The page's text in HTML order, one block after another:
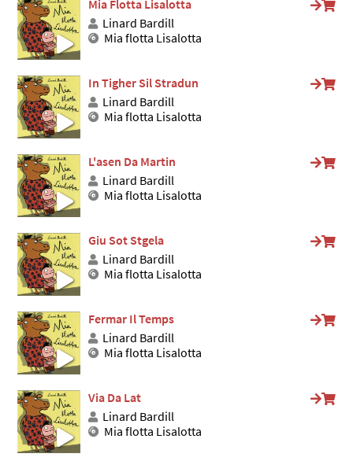
Mia Flotta Lisalotta
Linard Bardill
Mia flotta Lisalotta
In Tigher Sil Stradun
Linard Bardill
Mia flotta Lisalotta
L'asen Da Martin
Linard Bardill
Mia flotta Lisalotta
Giu Sot Stgela
Linard Bardill
Mia flotta Lisalotta
Fermar Il Temps
Linard Bardill
Mia flotta Lisalotta
Via Da Lat
Linard Bardill
Mia flotta Lisalotta